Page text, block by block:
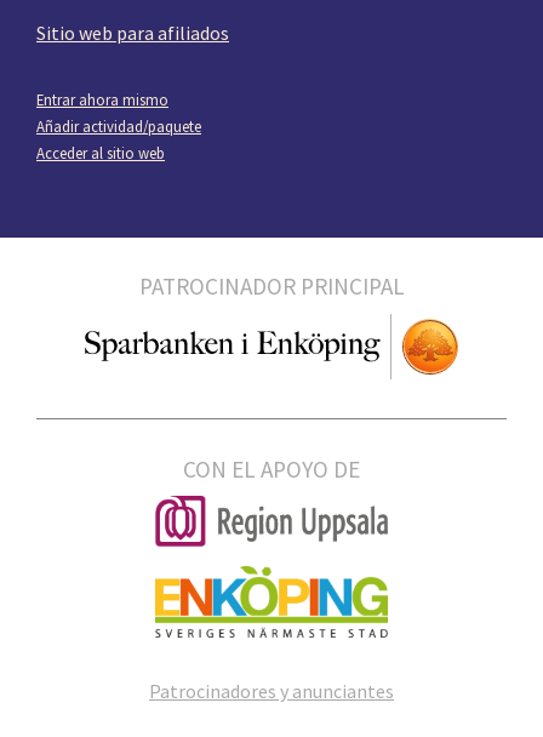
Sitio web para afiliados
Entrar ahora mismo
Añadir actividad/paquete
Acceder al sitio web
PATROCINADOR PRINCIPAL
CON EL APOYO DE
Patrocinadores y anunciantes